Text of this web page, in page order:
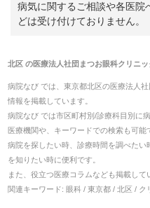
病気に関するご相談や各医院
どは受け付けておりません。
北区の医療法人社団まつお眼科クリニッ
病院なび では、 東京都北区の医療法人社
情報を掲載しています。
病院なび では市区町村別/診療科目別に
医療機関や、キーワードでの検索も可能
病院を探したい時、診療時間を調べた
を知りたい時に便利です。
また、役立つ医療コラムなども掲載して
関連キーワード: 眼科 / 東京都 / 北区 / ク